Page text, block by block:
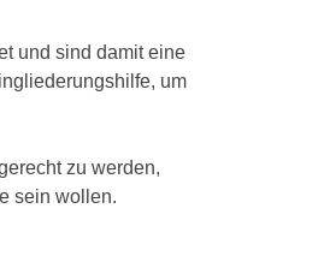
und sind damit eine
um
zu werden,
sein wollen.